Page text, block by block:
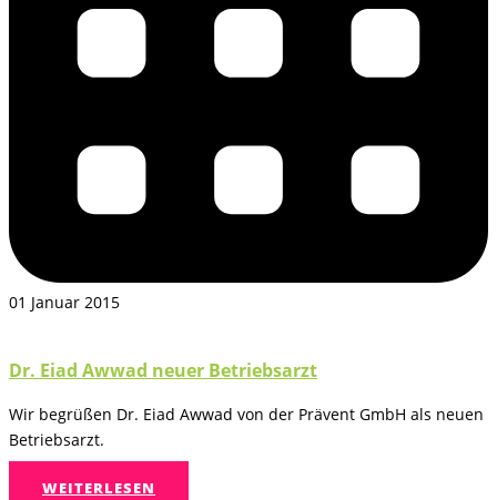
01 Januar 2015
Dr. Eiad Awwad neuer Betriebsarzt
Wir begrüßen Dr. Eiad Awwad von der Prävent GmbH als neuen
Betriebsarzt.
WEITERLESEN